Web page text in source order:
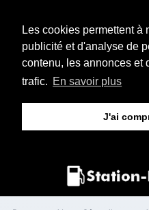
Les cookies permettent à
publicité et d'analyse de
contenu, les annonces et
trafic. En savoir plus
J'ai